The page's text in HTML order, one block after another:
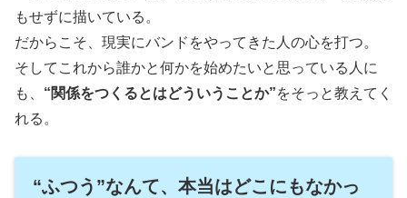
もせずに描いている。
だからこそ、現実にバンドをやってきた人の心を打つ。
そしてこれから誰かと何かを始めたいと思っている人に
も、 “関係をつくるとはどういうことか”をそっと教えてく
れる。
“ふつう”なんて、本当はどこにもなかっ